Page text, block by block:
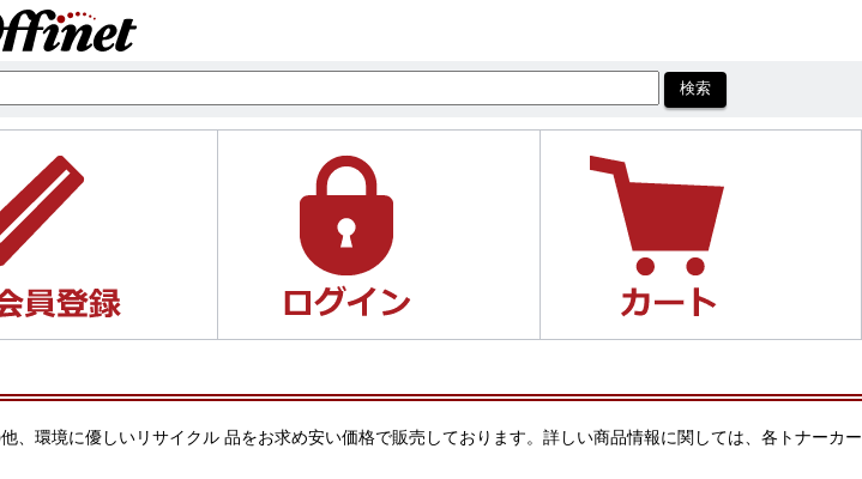
環境に優しいリサイクル 品をお求め安い価格で販売しております。詳しい商品情報に関しては、各トナーカー